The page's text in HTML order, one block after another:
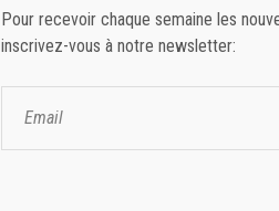
Pour recevoir chaque semaine les
inscrivez-vous à notre newsletter: